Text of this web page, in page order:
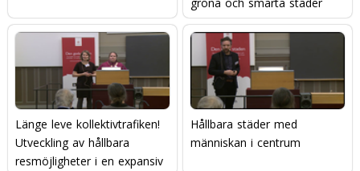
gröna och smarta städer
Länge leve kollektivtrafiken!
Utveckling av hållbara
resmöjligheter i en expansiv
Hållbara städer med
människan i centrum